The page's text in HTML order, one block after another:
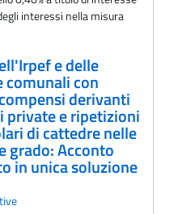
interessi nella misura
e delle
comunali con
derivanti
e ripetizioni
di cattedre nelle
grado: Acconto
in unica soluzione